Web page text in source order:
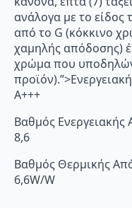
ανάλογα με το είδος
από το G (κόκκινο
χαμηλής απόδοσης)
χρώμα που
A+++
Βαθμός Ενεργειακής
8,6
Βαθμός Θερμικής
6,6W/W